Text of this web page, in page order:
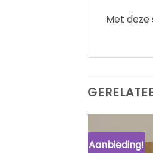
Met
Aanbieding!